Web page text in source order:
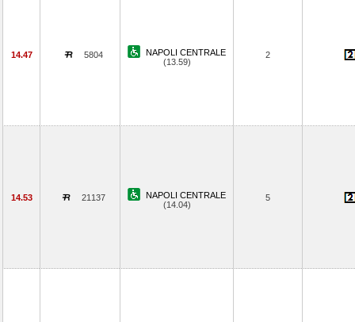
14.47 5804
NAPOLI CENTRALE
(13.59)
2
14.53 21137
NAPOLI CENTRALE
(14.04)
5